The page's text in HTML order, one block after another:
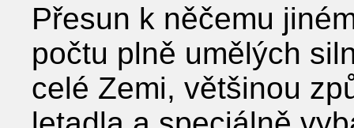
Přesun k něčemu
počtu plně umělých
celé Zemi, většinou